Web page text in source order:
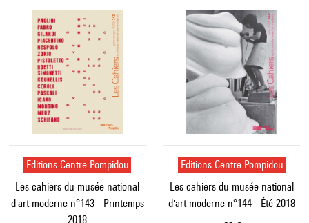
Editions Centre Pompidou
Les cahiers du musée national
d'art moderne n°143 - Printemps
2018
Editions Centre Pompidou
Les cahiers du musée national
d'art moderne n°144 - Été 2018